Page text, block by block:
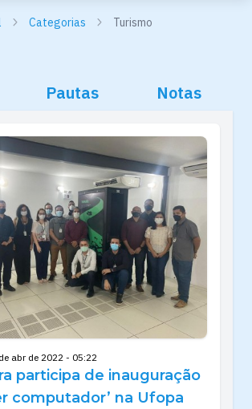
Categorias Turismo
Pautas Notas
abr de 2022 - 05:22
participa de inauguração
computador’ na Ufopa